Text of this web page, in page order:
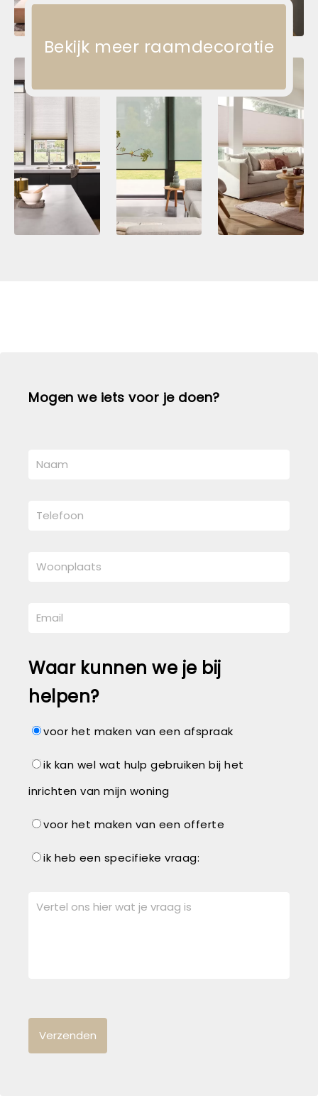
Bekijk meer raamdecoratie
Mogen we iets voor je doen?
Waar kunnen we je bij
helpen?
voor het maken van een afspraak
ik kan wel wat hulp gebruiken bij het
inrichten van mijn woning
voor het maken van een offerte
ik heb een specifieke vraag: